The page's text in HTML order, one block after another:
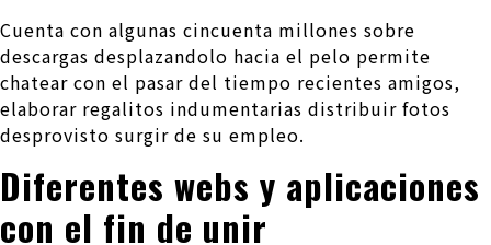
Cuenta con algunas cincuenta millones sobre
descargas desplazandolo hacia el pelo permite
chatear con el pasar del tiempo recientes amigos,
elaborar regalitos indumentarias distribuir fotos
desprovisto surgir de su empleo.
Diferentes webs y aplicaciones
con el fin de unir